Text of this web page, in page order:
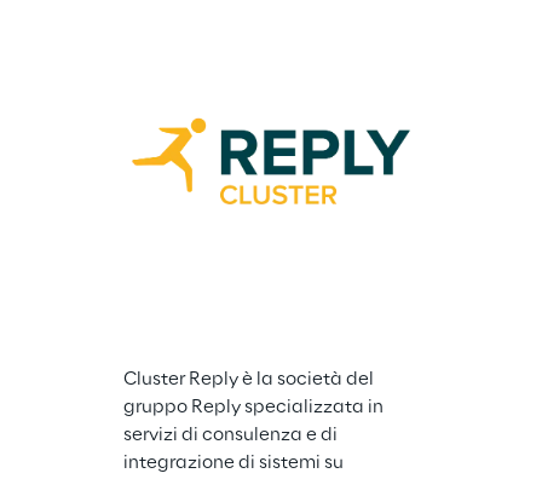
Cluster Reply è la società del
gruppo Reply specializzata in
servizi di consulenza e di
integrazione di sistemi su